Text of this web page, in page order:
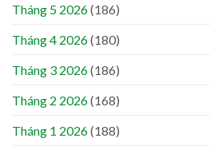
Tháng 5 2026(186)
Tháng 4 2026(180)
Tháng 3 2026(186)
Tháng 2 2026(168)
Tháng 1 2026(188)